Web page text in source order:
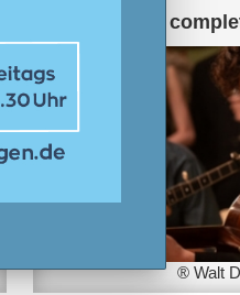
Like a
® Walt